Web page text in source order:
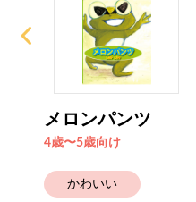
メロンパンツ
4歳〜5歳向け
かわいい